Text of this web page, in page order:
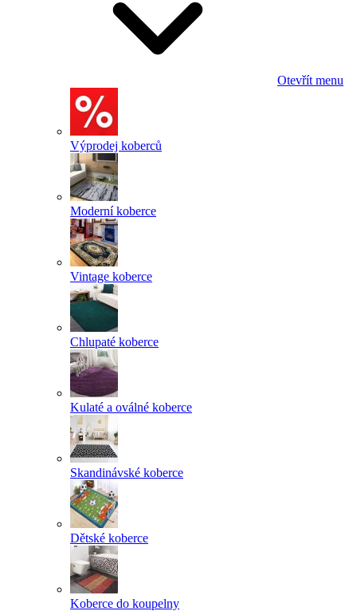
Otevřít menu
Výprodej koberců
Moderní koberce
Vintage koberce
Chlupaté koberce
Kulaté a oválné koberce
Skandinávské koberce
Dětské koberce
Koberce do koupelny